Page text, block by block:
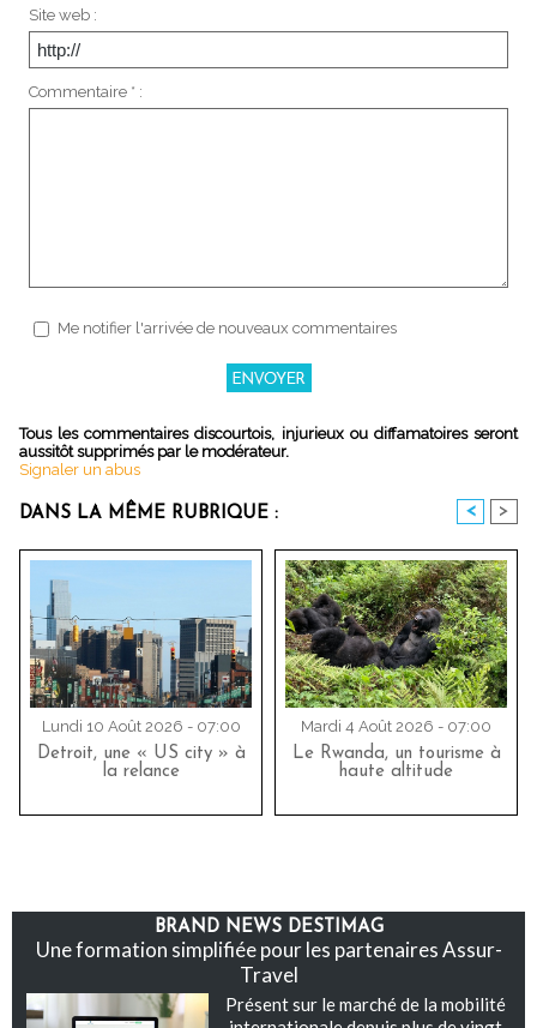
Site web :
Commentaire * :
Me notifier l'arrivée de nouveaux commentaires
Tous les commentaires discourtois, injurieux ou diffamatoires seront
aussitôt supprimés par le modérateur.
Signaler un abus
DANS LA MÊME RUBRIQUE : < >
Lundi 10 Août 2026 - 07:00
Detroit, une « US city » à
la relance
Mardi 4 Août 2026 - 07:00
Le Rwanda, un tourisme à
haute altitude
BRAND NEWS DESTIMAG
Une formation simplifiée pour les partenaires Assur-
Travel
Présent sur le marché de la mobilité